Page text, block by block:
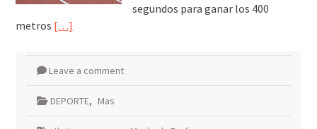
segundos para ganar los 400
metros […]
Leave a comment
DEPORTE, Mas